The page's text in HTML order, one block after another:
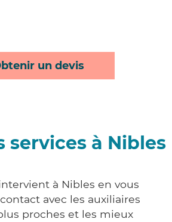
un devis
services à Nibles
à Nibles en vous
avec les auxiliaires
proches et les mieux